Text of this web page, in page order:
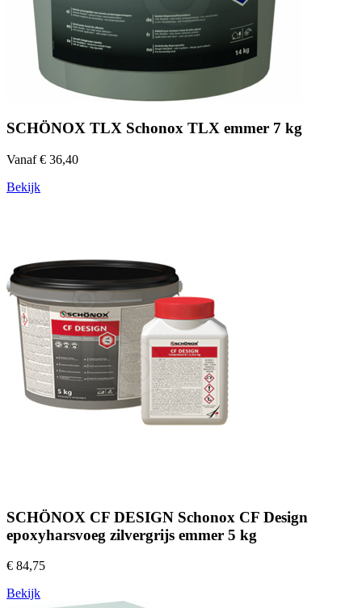
SCHÖNOX TLX Schonox TLX emmer 7 kg
Vanaf € 36,40
Bekijk
SCHÖNOX CF DESIGN Schonox CF Design
epoxyharsvoeg zilvergrijs emmer 5 kg
€ 84,75
Bekijk